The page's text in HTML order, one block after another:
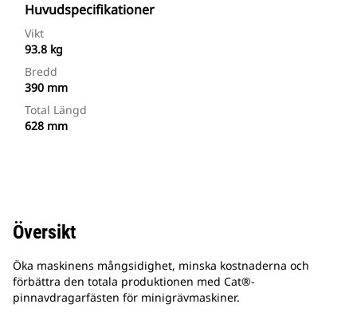
Huvudspecifikationer
Vikt
93.8 kg
Bredd
390 mm
Total Längd
628 mm
Översikt
Öka maskinens mångsidighet, minska kostnaderna och
förbättra den totala produktionen med Cat®-
pinnavdragarfästen för minigrävmaskiner.